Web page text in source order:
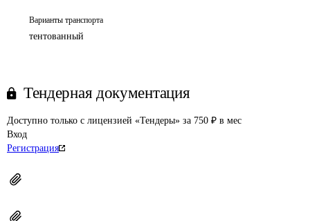
Варианты транспорта
тентованный
Тендерная документация
Доступно только с лицензией «Тендеры» за 750 ₽ в мес
Вход
Регистрация